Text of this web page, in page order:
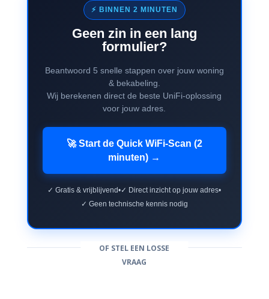
⚡ BINNEN 2 MINUTEN
Geen zin in een lang
formulier?
Beantwoord 5 snelle stappen over jouw woning
& bekabeling.
Wij berekenen direct de beste UniFi-oplossing
voor jouw adres.
🚀 Start de Quick WiFi-Scan (2
minuten) →
✓ Gratis & vrijblijvend•✓ Direct inzicht op jouw adres•
✓ Geen technische kennis nodig
OF STEL EEN LOSSE
VRAAG